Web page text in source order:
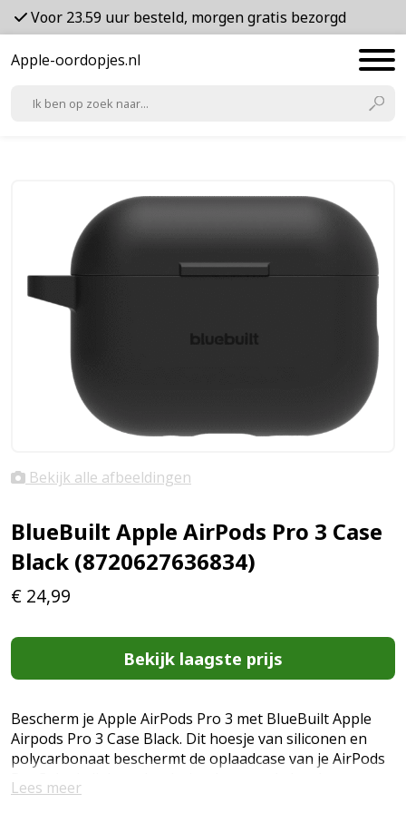
Voor 23.59 uur besteld, morgen gratis bezorgd
Apple-oordopjes.nl
Bekijk alle afbeeldingen
BlueBuilt Apple AirPods Pro 3 Case
Black (8720627636834)
€ 24,99
Bekijk laagste prijs
Bescherm je Apple AirPods Pro 3 met BlueBuilt Apple
Airpods Pro 3 Case Black. Dit hoesje van siliconen en
polycarbonaat beschermt de oplaadcase van je AirPods
Pro 3 dankzij de zachte buitenkant en de harde
binnenkant tegen val- en stootschade. Zo voorkom je
Lees meer